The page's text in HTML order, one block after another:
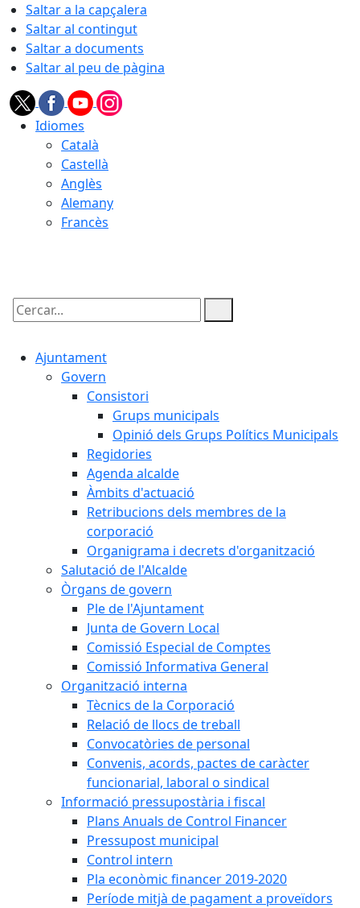
Saltar a la capçalera
Saltar al contingut
Saltar a documents
Saltar al peu de pàgina
Idiomes
Català
Castellà
Anglès
Alemany
Francès
Cercar:
Ajuntament
Govern
Consistori
Grups municipals
Opinió dels Grups Polítics Municipals
Regidories
Agenda alcalde
Àmbits d'actuació
Retribucions dels membres de la
corporació
Organigrama i decrets d'organització
Salutació de l'Alcalde
Òrgans de govern
Ple de l'Ajuntament
Junta de Govern Local
Comissió Especial de Comptes
Comissió Informativa General
Organització interna
Tècnics de la Corporació
Relació de llocs de treball
Convocatòries de personal
Convenis, acords, pactes de caràcter
funcionarial, laboral o sindical
Informació pressupostària i fiscal
Plans Anuals de Control Financer
Pressupost municipal
Control intern
Pla econòmic financer 2019-2020
Període mitjà de pagament a proveïdors